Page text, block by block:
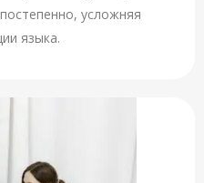
усложняя
языка.